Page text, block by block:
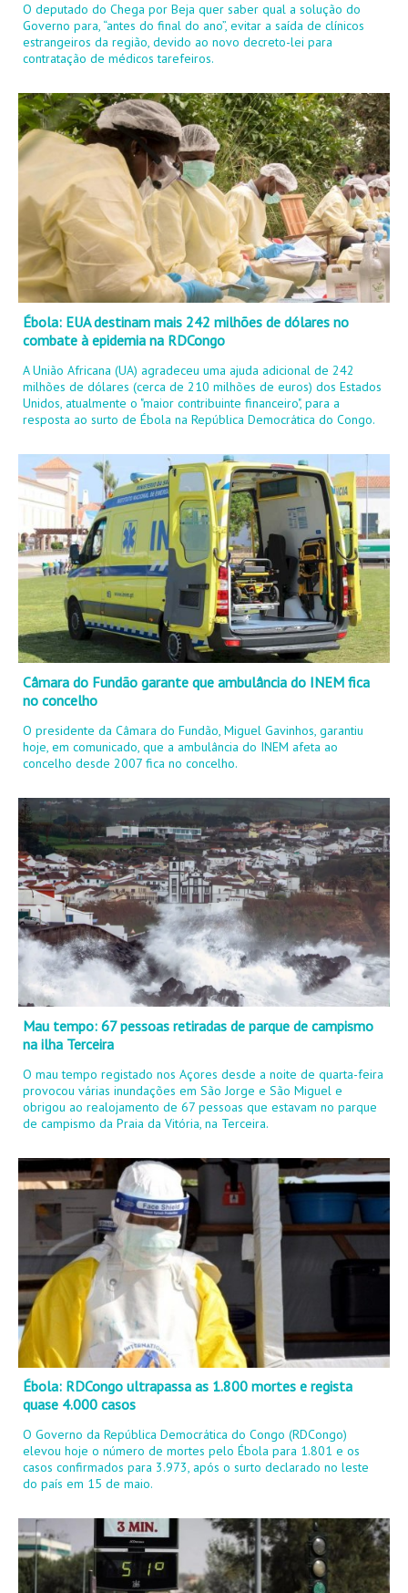
O deputado do Chega por Beja quer saber qual a solução do
Governo para, “antes do final do ano”, evitar a saída de clínicos
estrangeiros da região, devido ao novo decreto-lei para
contratação de médicos tarefeiros.
Ébola: EUA destinam mais 242 milhões de dólares no
combate à epidemia na RDCongo
A União Africana (UA) agradeceu uma ajuda adicional de 242
milhões de dólares (cerca de 210 milhões de euros) dos Estados
Unidos, atualmente o "maior contribuinte financeiro", para a
resposta ao surto de Ébola na República Democrática do Congo.
Câmara do Fundão garante que ambulância do INEM fica
no concelho
O presidente da Câmara do Fundão, Miguel Gavinhos, garantiu
hoje, em comunicado, que a ambulância do INEM afeta ao
concelho desde 2007 fica no concelho.
Mau tempo: 67 pessoas retiradas de parque de campismo
na ilha Terceira
O mau tempo registado nos Açores desde a noite de quarta-feira
provocou várias inundações em São Jorge e São Miguel e
obrigou ao realojamento de 67 pessoas que estavam no parque
de campismo da Praia da Vitória, na Terceira.
Ébola: RDCongo ultrapassa as 1.800 mortes e regista
quase 4.000 casos
O Governo da República Democrática do Congo (RDCongo)
elevou hoje o número de mortes pelo Ébola para 1.801 e os
casos confirmados para 3.973, após o surto declarado no leste
do país em 15 de maio.